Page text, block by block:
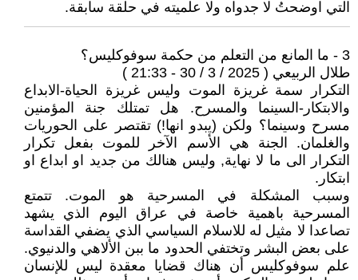
التي اوضحتُ لا جدواه ولا علميته في حلقة سابقة.
3 - ما المانع من التعلم من حكمة سوفوكليس؟
طلال الربيعي ( 2025 / 3 / 30 - 21:33 )
التكرار سمة غريزة الموت وليس غريزة الحياة-الابداع
والابتكار-السينما والمسرح. هل تمتلك جنة المؤمنين
مسرح وسينما؟ ولكن (يبدو انها!) تقتصر على الحوريات
والغلمان. الجنة هي الأسم الآخر للموت بفعل تكرار
التكرار الى ما لا نهاية, وليس هنالك من جديد او ابداع او
ابتكار.
وسبب المشكلة في المسرحية هو الموت. تتمتع
المسرحية باهمية خاصة في عراق اليوم الذي يشهد
تصاعدا لا مثيل له للاسلام السياسي الذي يضفي القداسة
على بعض البشر وتختفي الحدود ما ببن الألاهي والدنيوي.
علم سوفوكليس أن هناك قضايا معقدة ليس للإنسان